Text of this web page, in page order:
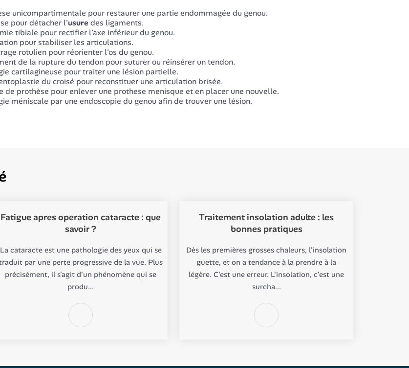
unicompartimentale pour restaurer une partie endommagée du genou.
pour détacher l'usuredes ligaments.
tibiale pour rectifier l'axe inférieur du genou.
pour stabiliser les articulations.
rotulien pour réorienter l'os du genou.
de la rupture du tendon pour suturer ou réinsérer un tendon.
cartilagineuse pour traiter une lésion partielle.
du croisé pour reconstituer une articulation brisée.
de prothèse pour enlever une prothese menisque et en placer une nouvelle.
méniscale par une endoscopie du genou afin de trouver une lésion.
Fatigue apres operation cataracte : que
savoir ?
La cataracte est une pathologie des yeux qui se
par une perte progressive de la vue. Plus
précisément, il s'agit d'un phénomène qui se
produ...
Traitement insolation adulte : les
bonnes pratiques
Dès les premières grosses chaleurs, l'insolation
guette, et on a tendance à la prendre à la
légère. C'est une erreur. L'insolation, c'est une
surcha...